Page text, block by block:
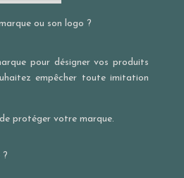
ou son logo ?
pour désigner vos produits
empêcher toute imitation
protéger votre marque.
?